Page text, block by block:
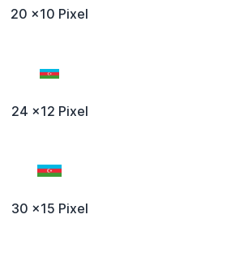
20 x10 Pixel
24 x12 Pixel
30 x15 Pixel